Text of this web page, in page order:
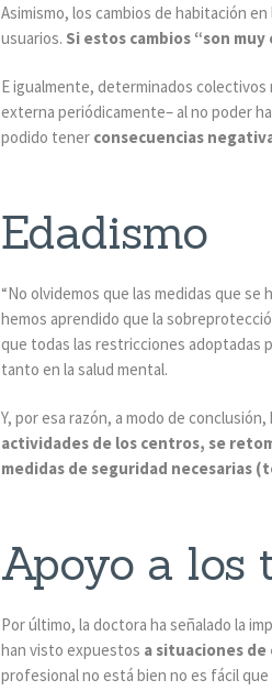
Asimismo, los cambios de habitación
usuarios. Si estos cambios “son
E igualmente, determinados
externa periódicamente– al no poder
podido tener consecuencias
Edadismo
“No olvidemos que las medidas que
hemos aprendido que la
que todas las restricciones adoptadas
tanto en la salud mental.
Y, por esa razón, a modo de
actividades de los centros, se
medidas de seguridad necesarias
Apoyo a los
Por último, la doctora ha señalado la
han visto expuestos a situaciones
profesional no está bien no es fácil